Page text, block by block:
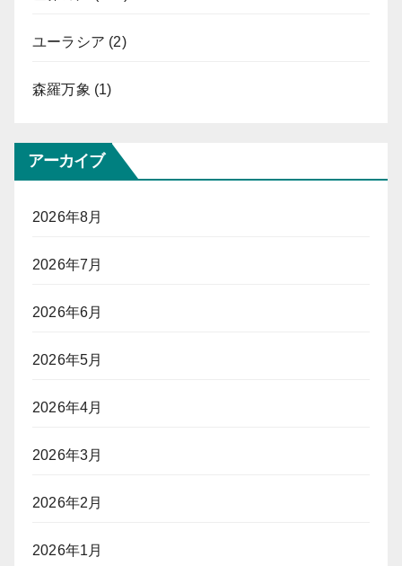
ユーラシア (2)
森羅万象 (1)
アーカイブ
2026年8月
2026年7月
2026年6月
2026年5月
2026年4月
2026年3月
2026年2月
2026年1月